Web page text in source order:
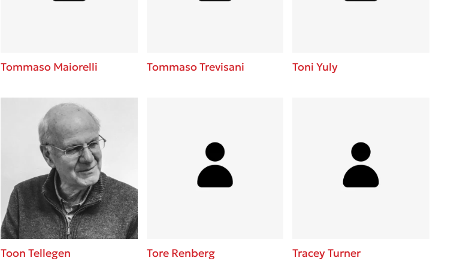
Tommaso Maiorelli Tommaso Trevisani Toni Yuly
Toon Tellegen Tore Renberg Tracey Turner